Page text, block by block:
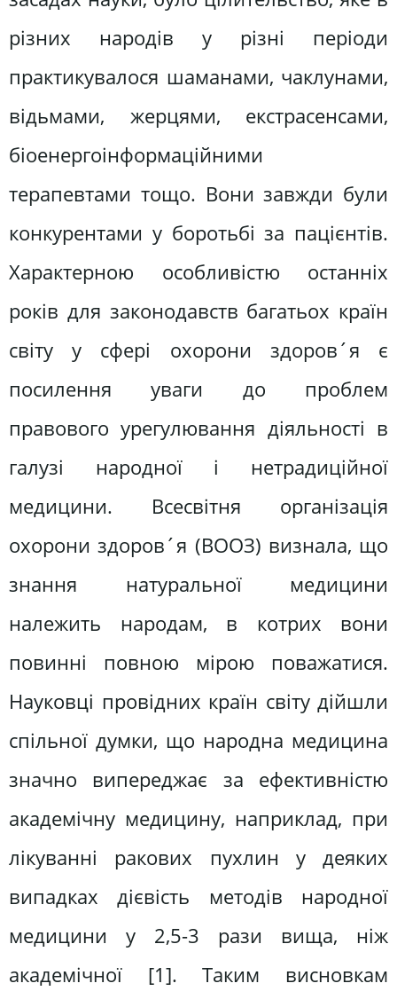
різних народів у різні періоди
практикувалося шаманами, чаклунами,
відьмами, жерцями, екстрасенсами,
біоенергоінформаційними
терапевтами тощо. Вони завжди були
конкурентами у боротьбі за пацієнтів.
Характерною особливістю останніх
років для законодавств багатьох країн
світу у сфері охорони здоров´я є
посилення уваги до проблем
правового урегулювання діяльності в
галузі народної і нетрадиційної
медицини. Всесвітня організація
охорони здоров´я (ВООЗ) визнала, що
знання натуральної медицини
належить народам, в котрих вони
повинні повною мірою поважатися.
Науковці провідних країн світу дійшли
спільної думки, що народна медицина
значно випереджає за ефективністю
академічну медицину, наприклад, при
лікуванні ракових пухлин у деяких
випадках дієвість методів народної
медицини у 2,5-3 рази вища, ніж
академічної [1]. Таким висновкам